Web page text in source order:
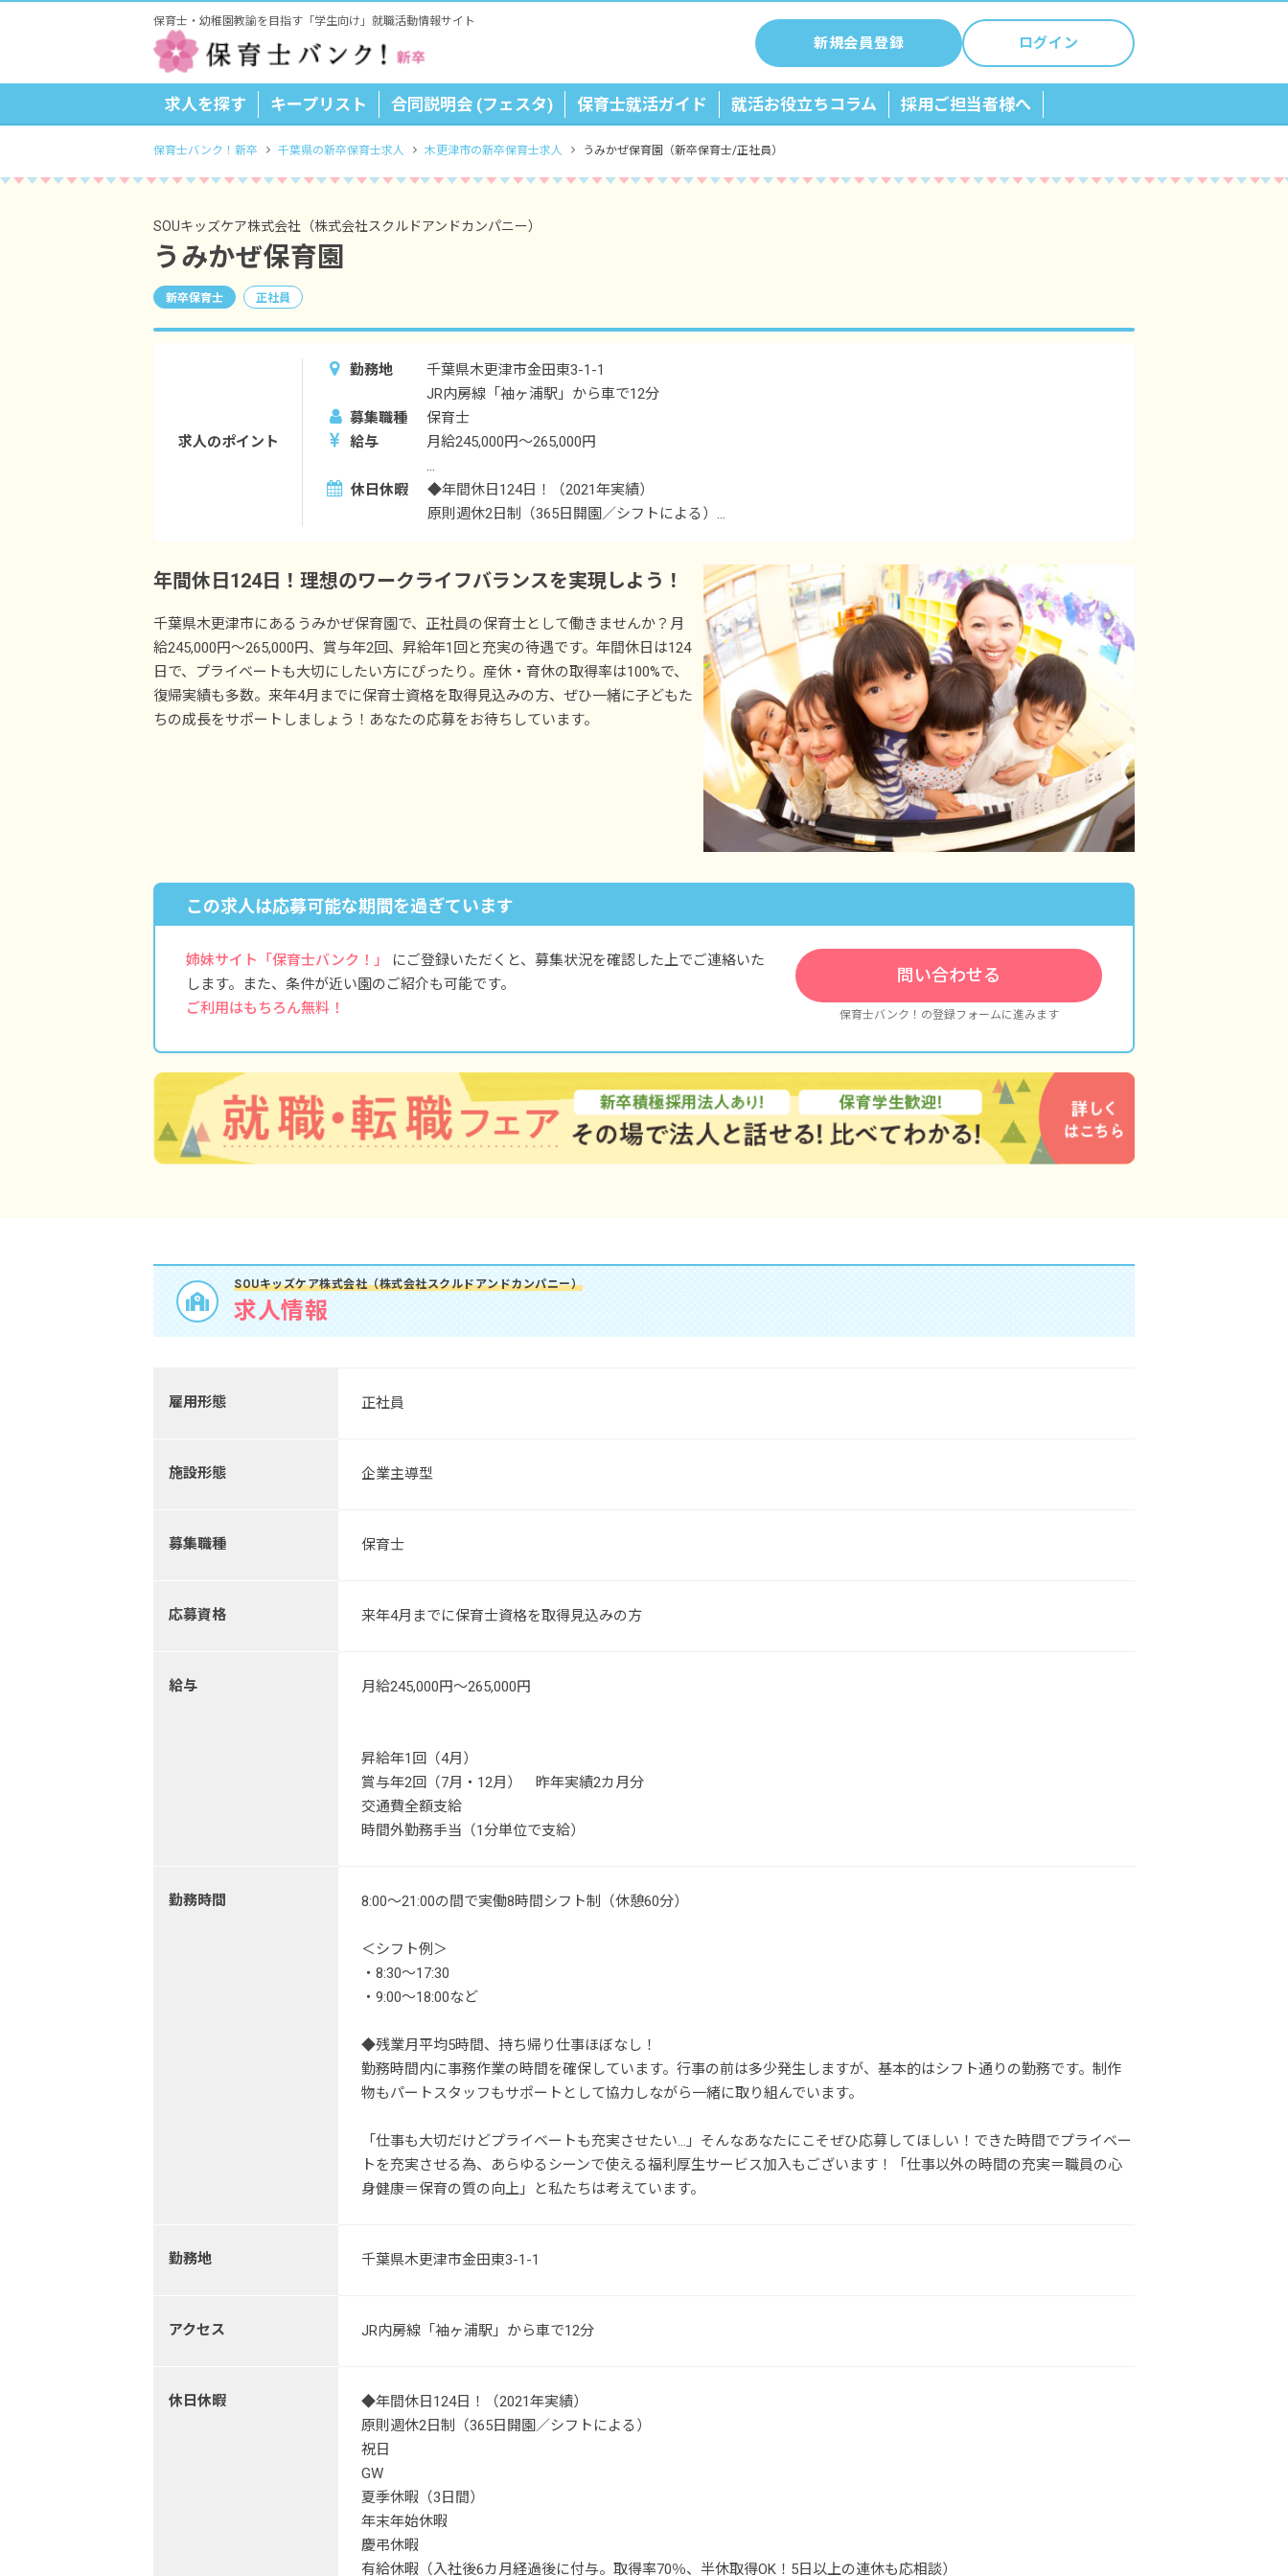
保育士・幼稚園教諭を目指す「学生向け」就職活動情報サイト
新規会員登録 ログイン
求人を探す キープリスト 合同説明会 (フェスタ) 保育士就活ガイド 就活お役立ちコラム 採用ご担当者様へ
保育士バンク！新卒 千葉県の新卒保育士求人 木更津市の新卒保育士求人 うみかぜ保育園（新卒保育士/正社員）
SOUキッズケア株式会社（株式会社スクルドアンドカンパニー）
うみかぜ保育園
新卒保育士 正社員
求人のポイント
勤務地
千葉県木更津市金田東3-1-1
JR内房線「袖ヶ浦駅」から車で12分
募集職種
保育士
給与
月給245,000円～265,000円
昇給年1回（4月）
時間外勤務手当（1分単位で支給）
休日休暇
◆年間休日124日！（2021年実績）
原則週休2日制（365日開園／シフトによる）
夏季休暇（3日間）
慶弔休暇
有給休暇（入社後6カ月経過後に付与。取得率70％、半休取得OK！5日以上の連休も応相談）
産休・育休制度（取得率100%、復帰実績あり）
介護休暇
年間休日124日！理想のワークライフバランスを実現しよう！
千葉県木更津市にあるうみかぜ保育園で、正社員の保育士として働きませんか？月
給245,000円～265,000円、賞与年2回、昇給年1回と充実の待遇です。年間休日は124
日で、プライベートも大切にしたい方にぴったり。産休・育休の取得率は100%で、
復帰実績も多数。来年4月までに保育士資格を取得見込みの方、ぜひ一緒に子どもた
ちの成長をサポートしましょう！あなたの応募をお待ちしています。
この求人は応募可能な期間を過ぎています
姉妹サイト「保育士バンク！」
にご登録いただくと、募集状況を確認した上でご連絡いた
します。また、条件が近い園のご紹介も可能です。
ご利用はもちろん無料！
問い合わせる
保育士バンク！の登録フォームに進みます
SOUキッズケア株式会社（株式会社スクルドアンドカンパニー）
求人情報
雇用形態 正社員
施設形態 企業主導型
募集職種 保育士
応募資格 来年4月までに保育士資格を取得見込みの方
給与 月給245,000円～265,000円
昇給年1回（4月）
賞与年2回（7月・12月） 昨年実績2カ月分
交通費全額支給
時間外勤務手当（1分単位で支給）
勤務時間 8:00～21:00の間で実働8時間シフト制（休憩60分）
＜シフト例＞
・8:30～17:30
・9:00～18:00など
◆残業月平均5時間、持ち帰り仕事ほぼなし！
勤務時間内に事務作業の時間を確保しています。行事の前は多少発生しますが、基本的はシフト通りの勤務です。制作
物もパートスタッフもサポートとして協力しながら一緒に取り組んでいます。
「仕事も大切だけどプライベートも充実させたい…」そんなあなたにこそぜひ応募してほしい！できた時間でプライベー
トを充実させる為、あらゆるシーンで使える福利厚生サービス加入もございます！「仕事以外の時間の充実＝職員の心
身健康＝保育の質の向上」と私たちは考えています。
勤務地 千葉県木更津市金田東3-1-1
アクセス JR内房線「袖ヶ浦駅」から車で12分
休日休暇
◆年間休日124日！（2021年実績）
原則週休2日制（365日開園／シフトによる）
祝日
GW
夏季休暇（3日間）
年末年始休暇
慶弔休暇
有給休暇（入社後6カ月経過後に付与。取得率70％、半休取得OK！5日以上の連休も応相談）